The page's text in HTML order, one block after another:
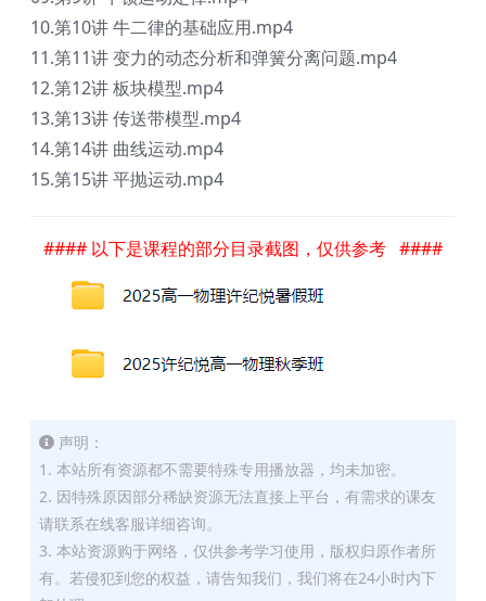
10.第10讲 牛二律的基础应用.mp4
11.第11讲 变力的动态分析和弹簧分离问题.mp4
12.第12讲 板块模型.mp4
13.第13讲 传送带模型.mp4
14.第14讲 曲线运动.mp4
15.第15讲 平抛运动.mp4
#### 以下是课程的部分目录截图，仅供参考 ####
声明：
1. 本站所有资源都不需要特殊专用播放器，均未加密。
2. 因特殊原因部分稀缺资源无法直接上平台，有需求的课友
请联系在线客服详细咨询。
3. 本站资源购于网络，仅供参考学习使用，版权归原作者所
有。若侵犯到您的权益，请告知我们，我们将在24小时内下